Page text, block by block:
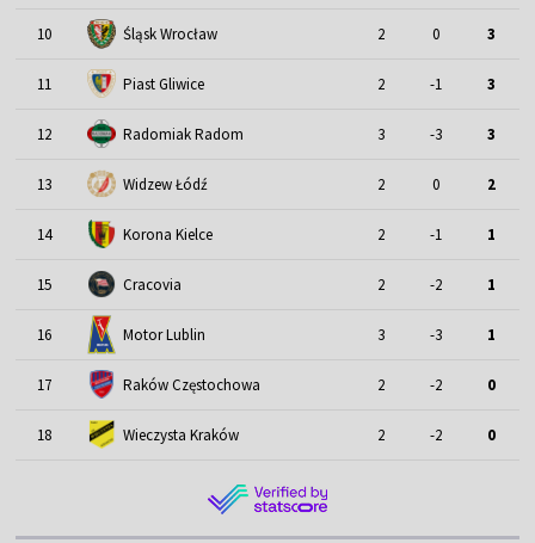
10 Śląsk Wrocław 2 0 3
11 Piast Gliwice 2 -1 3
12 Radomiak Radom 3 -3 3
13 Widzew Łódź 2 0 2
14 Korona Kielce 2 -1 1
15 Cracovia 2 -2 1
16 Motor Lublin 3 -3 1
17 Raków Częstochowa 2 -2 0
18 Wieczysta Kraków 2 -2 0